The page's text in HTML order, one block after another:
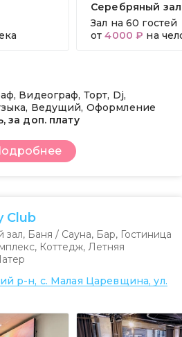
Серебряный зал
Зал на 60 гостей
от4000 ₽ на
Видеограф, Торт, Dj,
Ведущий, Оформление
за доп. плату
Club
зал, Баня / Сауна, Бар, Гостиница
, Коттедж, Летняя
р-н, с. Малая Царевщина, ул.